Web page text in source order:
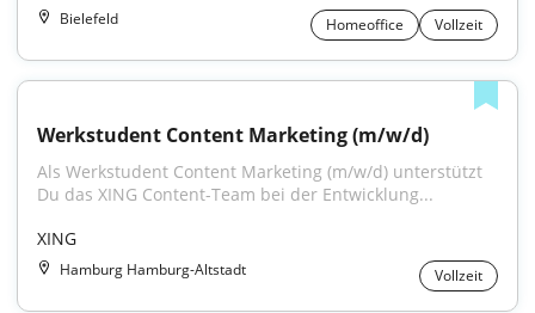
Bielefeld Homeoffice Vollzeit
Werkstudent Content Marketing (m/w/d)
Als Werkstudent Content Marketing (m/w/d) unterstützt
Du das XING Content-Team bei der Entwicklung...
XING
Hamburg Hamburg-Altstadt Vollzeit